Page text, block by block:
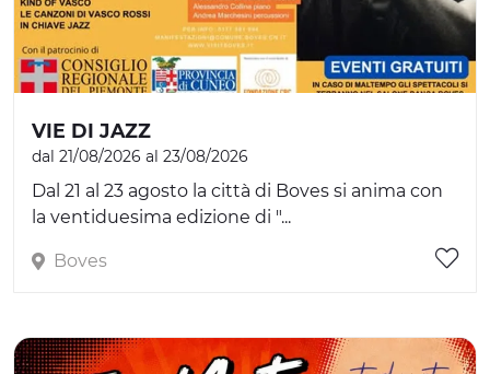
VIE DI JAZZ
dal 21/08/2026 al 23/08/2026
Dal 21 al 23 agosto la città di Boves si anima con
la ventiduesima edizione di "...
Boves